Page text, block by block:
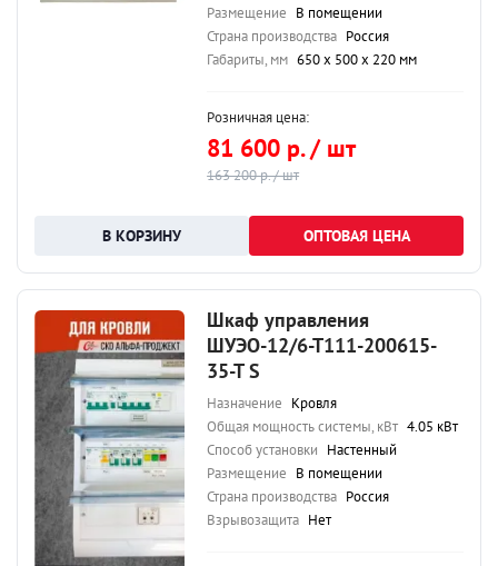
Размещение В помещении
Страна производства Россия
Габариты, мм 650 х 500 х 220 мм
Розничная цена:
81 600 р. / шт
163 200 р. / шт
ОПТОВАЯ ЦЕНА
Шкаф управления
ШУЭО-12/6-Т111-200615-
35-Т S
Назначение Кровля
Общая мощность системы, кВт 4.05 кВт
Способ установки Настенный
Размещение В помещении
Страна производства Россия
Взрывозащита Нет